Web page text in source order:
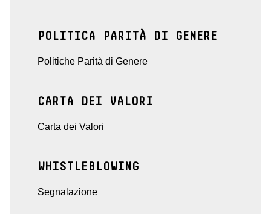
POLITICA PARITÀ DI GENERE
Politiche Parità di Genere
CARTA DEI VALORI
Carta dei Valori
WHISTLEBLOWING
Segnalazione